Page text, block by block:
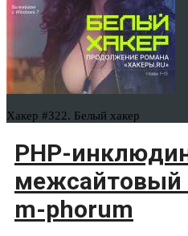
Хакер #322. Белый хакер
PHP-
межсайтовый
m-phorum